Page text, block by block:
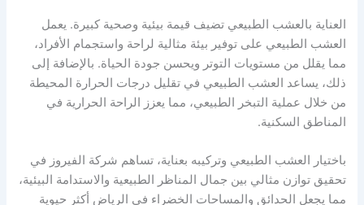
العناية بالعشب الطبيعي تضيف قيمة بيئية وصحية كبيرة. يعمل
العشب الطبيعي على توفير بيئة مثالية لراحة واستجمام الأفراد،
مما يقلل من مستويات التوتر ويحسن جودة الحياة. بالإضافة إلى
ذلك، يساعد العشب الطبيعي في تقليل درجات الحرارة المحيطة
من خلال عملية التبخر الطبيعي، مما يعزز الراحة الحرارية في
المناطق السكنية.
باختيار العشب الطبيعي وتركيبه بعناية، تساهم شركة الفيروز في
تحقيق توازن مثالي بين جمال المناظر الطبيعية والاستدامة البيئية،
مما يجعل الحدائق والمساحات الخضراء في الرياض أكثر حيوية